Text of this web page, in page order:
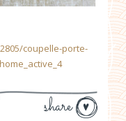
coupelle-porte-
share